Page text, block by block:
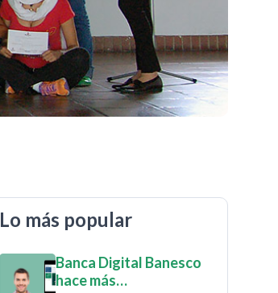
Lo más popular
Banca Digital Banesco
hace más…